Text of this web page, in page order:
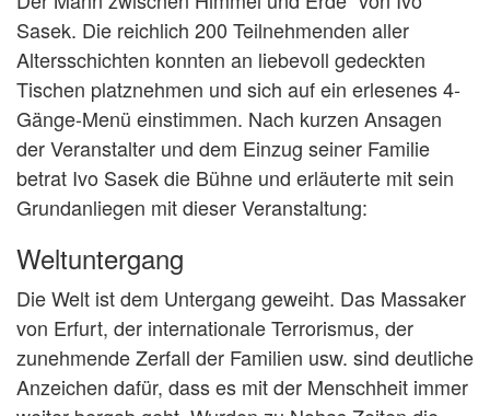
Sasek. Die reichlich 200 Teilnehmenden aller
Altersschichten konnten an liebevoll gedeckten
Tischen platznehmen und sich auf ein erlesenes 4-
Gänge-Menü einstimmen. Nach kurzen Ansagen
der Veranstalter und dem Einzug seiner Familie
betrat Ivo Sasek die Bühne und erläuterte mit sein
Grundanliegen mit dieser Veranstaltung:
Weltuntergang
Die Welt ist dem Untergang geweiht. Das Massaker
von Erfurt, der internationale Terrorismus, der
zunehmende Zerfall der Familien usw. sind deutliche
Anzeichen dafür, dass es mit der Menschheit immer